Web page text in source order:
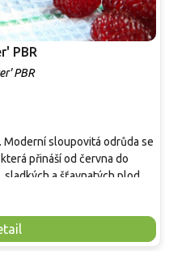
PBR
PBR
Moderní sloupovitá odrůda se
přináší od června do
a šťavnatých plodů.
elegantní habitus bez
vitalita z něj dělají